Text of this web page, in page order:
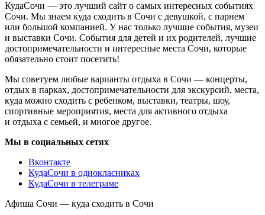
КудаСочи — это лучший сайт о самых интересных событиях
Сочи. Мы знаем куда сходить в Сочи с девушкой, с парнем
или большой компанией. У нас только лучшие события, музеи
и выставки Сочи. События для детей и их родителей, лучшие
достопримечательности и интересные места Сочи, которые
обязательно стоит посетить!
Мы советуем любые варианты отдыха в Сочи — концерты,
отдых в парках, достопримечательности для экскурсий, места,
куда можно сходить с ребенком, выставки, театры, шоу,
спортивные мероприятия, места для активного отдыха
и отдыха с семьей, и многое другое.
Мы в социальных сетях
Вконтакте
КудаСочи в однокласниках
КудаСочи в телеграме
Афиша Сочи — куда сходить в Сочи